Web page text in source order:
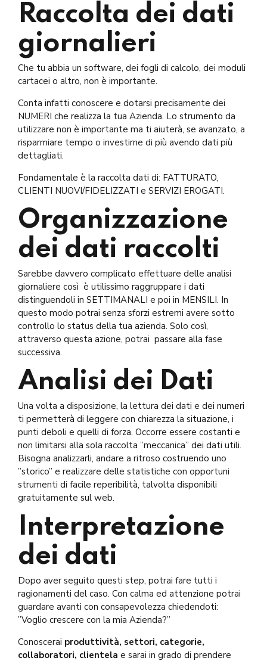
Raccolta dei dati
giornalieri
Che tu abbia un software, dei fogli di calcolo, dei moduli
cartacei o altro, non è importante.
Conta infatti conoscere e dotarsi precisamente dei
NUMERI che realizza la tua Azienda. Lo strumento da
utilizzare non è importante ma ti aiuterà, se avanzato, a
risparmiare tempo o investirne di più avendo dati più
dettagliati.
Fondamentale è la raccolta dati di: FATTURATO,
CLIENTI NUOVI/FIDELIZZATI e SERVIZI EROGATI.
Organizzazione
dei dati raccolti
Sarebbe davvero complicato effettuare delle analisi
giornaliere così è utilissimo raggruppare i dati
distinguendoli in SETTIMANALI e poi in MENSILI. In
questo modo potrai senza sforzi estremi avere sotto
controllo lo status della tua azienda. Solo così,
attraverso questa azione, potrai passare alla fase
successiva.
Analisi dei Dati
Una volta a disposizione, la lettura dei dati e dei numeri
ti permetterà di leggere con chiarezza la situazione, i
punti deboli e quelli di forza. Occorre essere costanti e
non limitarsi alla sola raccolta ”meccanica” dei dati utili.
Bisogna analizzarli, andare a ritroso costruendo uno
”storico” e realizzare delle statistiche con opportuni
strumenti di facile reperibilità, talvolta disponibili
gratuitamente sul web.
Interpretazione
dei dati
Dopo aver seguito questi step, potrai fare tutti i
ragionamenti del caso. Con calma ed attenzione potrai
guardare avanti con consapevolezza chiedendoti:
”Voglio crescere con la mia Azienda?”
Conoscerai produttività, settori, categorie,
collaboratori, clientela e sarai in grado di prendere